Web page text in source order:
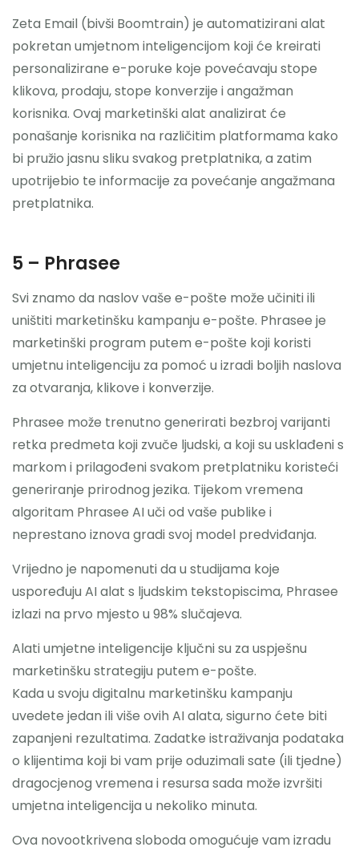
Zeta Email (bivši Boomtrain) je automatizirani alat
pokretan umjetnom inteligencijom koji će kreirati
personalizirane e-poruke koje povećavaju stope
klikova, prodaju, stope konverzije i angažman
korisnika. Ovaj marketinški alat analizirat će
ponašanje korisnika na različitim platformama kako
bi pružio jasnu sliku svakog pretplatnika, a zatim
upotrijebio te informacije za povećanje angažmana
pretplatnika.
5 – Phrasee
Svi znamo da naslov vaše e-pošte može učiniti ili
uništiti marketinšku kampanju e-pošte. Phrasee je
marketinški program putem e-pošte koji koristi
umjetnu inteligenciju za pomoć u izradi boljih naslova
za otvaranja, klikove i konverzije.
Phrasee može trenutno generirati bezbroj varijanti
retka predmeta koji zvuče ljudski, a koji su usklađeni s
markom i prilagođeni svakom pretplatniku koristeći
generiranje prirodnog jezika. Tijekom vremena
algoritam Phrasee AI uči od vaše publike i
neprestano iznova gradi svoj model predviđanja.
Vrijedno je napomenuti da u studijama koje
uspoređuju AI alat s ljudskim tekstopiscima, Phrasee
izlazi na prvo mjesto u 98% slučajeva.
Alati umjetne inteligencije ključni su za uspješnu
marketinšku strategiju putem e-pošte.
Kada u svoju digitalnu marketinšku kampanju
uvedete jedan ili više ovih AI alata, sigurno ćete biti
zapanjeni rezultatima. Zadatke istraživanja podataka
o klijentima koji bi vam prije oduzimali sate (ili tjedne)
dragocjenog vremena i resursa sada može izvršiti
umjetna inteligencija u nekoliko minuta.
Ova novootkrivena sloboda omogućuje vam izradu